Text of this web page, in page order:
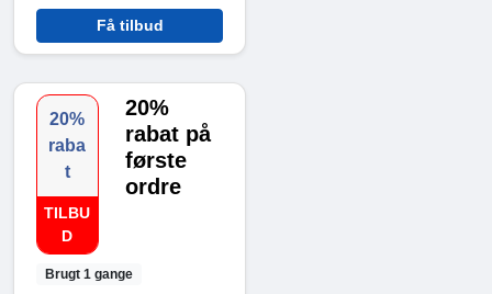
Få tilbud
20%
raba
t
TILBU
D
Brugt 1 gange
20%
rabat på
første
ordre